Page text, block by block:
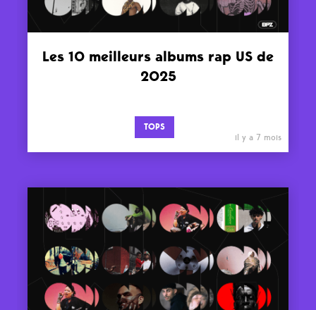
Les 10 meilleurs albums rap US de
2025
TOPS
il y a 7 mois